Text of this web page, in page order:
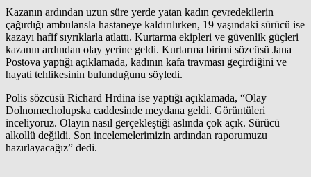
Kazanın ardından uzun süre yerde yatan kadın çevredekilerin
çağırdığı ambulansla hastaneye kaldırılırken, 19 yaşındaki sürücü ise
kazayı hafif sıyrıklarla atlattı. Kurtarma ekipleri ve güvenlik güçleri
kazanın ardından olay yerine geldi. Kurtarma birimi sözcüsü Jana
Postova yaptığı açıklamada, kadının kafa travması geçirdiğini ve
hayati tehlikesinin bulunduğunu söyledi.
Polis sözcüsü Richard Hrdina ise yaptığı açıklamada, “Olay
Dolnomecholupska caddesinde meydana geldi. Görüntüleri
inceliyoruz. Olayın nasıl gerçekleştiği aslında çok açık. Sürücü
alkollü değildi. Son incelemelerimizin ardından raporumuzu
hazırlayacağız” dedi.